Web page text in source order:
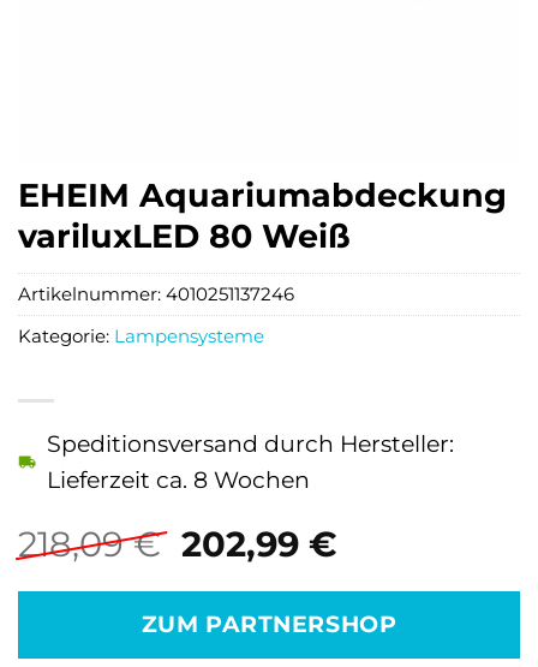
EHEIM Aquariumabdeckung
variluxLED 80 Weiß
218,09€ Ursprünglicher
Preis
war:
218,09 €
202,99 €Aktueller
ist:
202,99 €.
Speditionsversand durch Hersteller:
Lieferzeit ca. 8 Wochen
ZUM PARTNERSHOP
Artikelnummer: 4010251137246
Kategorie: Lampensysteme